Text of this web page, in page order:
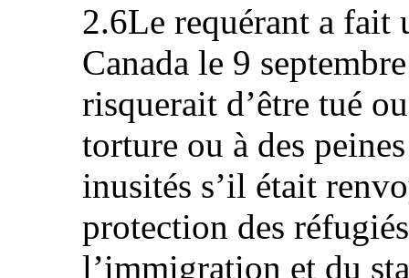
2.6Le requérant a fait
Canada le 9
risquerait d’être tué
torture ou à des
inusités s’il était
protection des
l’immigration et du